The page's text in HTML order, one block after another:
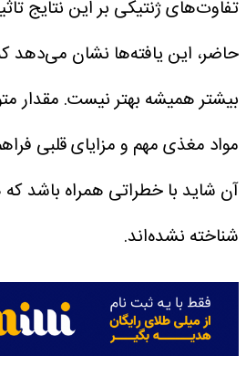
تفاوت‌های ژنتیکی بر این نتایج
حاضر، این یافته‌ها نشان می‌دهد
بیشتر همیشه بهتر نیست.
مواد مغذی مهم و مزایای قلبی
آن شاید با خطراتی همراه باشد که
شناخته نشده‌اند.